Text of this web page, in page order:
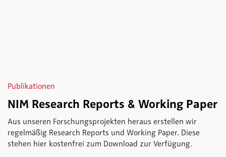
Publikationen
NIM Research Reports & Working Paper
Aus unseren Forschungsprojekten heraus erstellen wir
regelmäßig Research Reports und Working Paper. Diese
stehen hier kostenfrei zum Download zur Verfügung.